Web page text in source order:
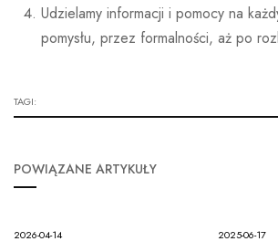
Udzielamy informacji i pomocy na
pomysłu, przez formalności, aż po
TAGI:
POWIĄZANE ARTYKUŁY
2026-04-14 2025-06-17